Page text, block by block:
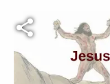
Fichier vidéo